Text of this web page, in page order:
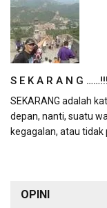
S E K A R A N G ……!!!
SEKARANG adalah
depan, nanti, suatu
kegagalan, atau tidak
OPINI